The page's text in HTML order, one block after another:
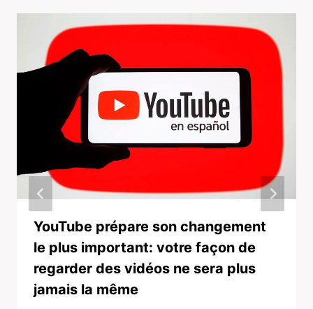
YouTube prépare son changement
le plus important: votre façon de
regarder des vidéos ne sera plus
jamais la même